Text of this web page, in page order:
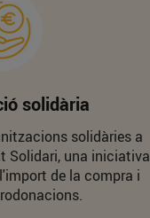
solidària
solidàries a
Solidari, una iniciativa
de la compra i